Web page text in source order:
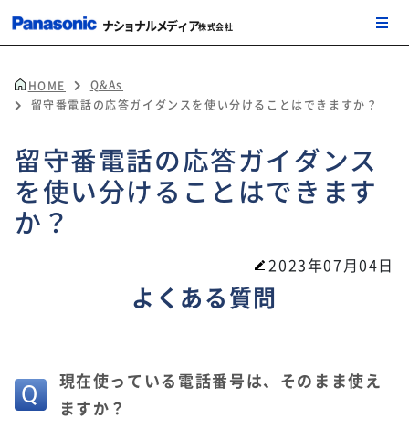
ナショナルメディア株式会社
HOME
Q&As
留守番電話の応答ガイダンスを使い分けることはできますか？
留守番電話の応答ガイダンス
を使い分けることはできます
か？
2023年07月04日
よくある質問
現在使っている電話番号は、そのまま使え
ますか？